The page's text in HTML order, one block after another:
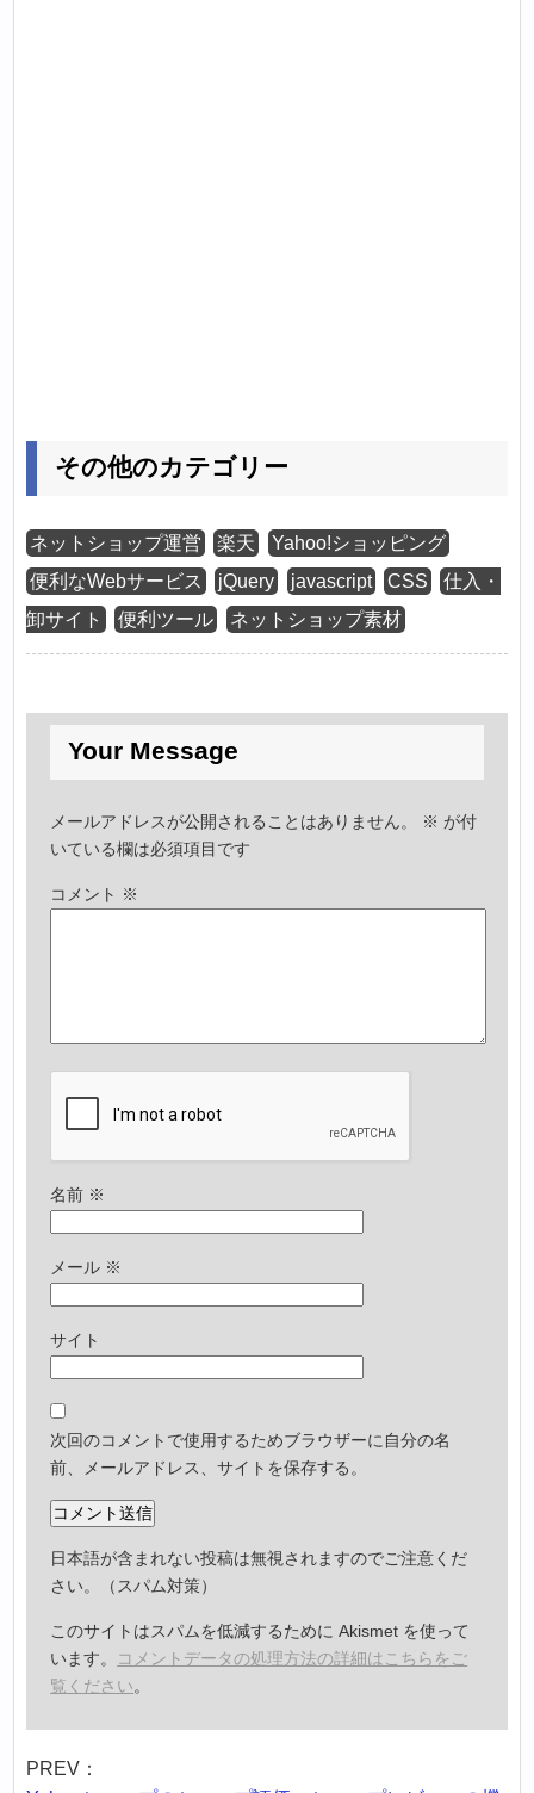
その他のカテゴリー
ネットショップ運営 楽天
Yahoo!ショッピング
便利なWebサービス
jQuery javascript CSS
仕入・
卸サイト
便利ツール ネットショップ素材
Your Message
メールアドレスが公開されることはありません。 ※ が付
いている欄は必須項目です
コメント ※
名前 ※
メール ※
サイト
次回のコメントで使用するためブラウザーに自分の名
前、メールアドレス、サイトを保存する。
日本語が含まれない投稿は無視されますのでご注意くだ
さい。（スパム対策）
このサイトはスパムを低減するために Akismet を使って
います。
コメントデータの処理方法の詳細はこちらをご
覧ください。
PREV：